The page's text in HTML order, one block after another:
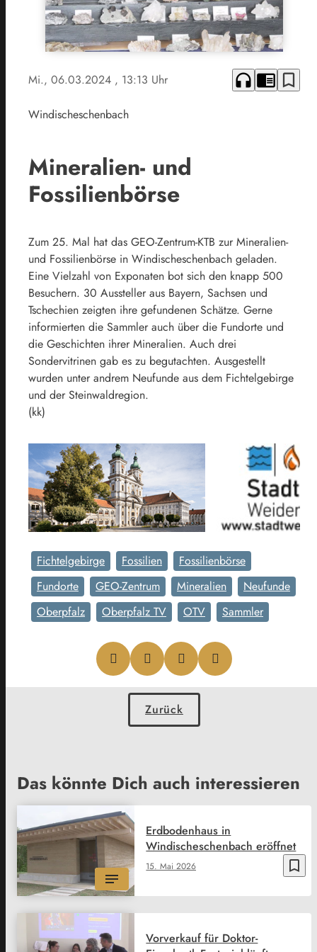
Mi., 06.03.2024 , 13:13 Uhr headphones chrome_reader_mode bookmark_border
Windischeschenbach
Mineralien- und
Fossilienbörse
Zum 25. Mal hat das GEO-Zentrum-KTB zur Mineralien-
und Fossilienbörse in Windischeschenbach geladen.
Eine Vielzahl von Exponaten bot sich den knapp 500
Besuchern. 30 Aussteller aus Bayern, Sachsen und
Tschechien zeigten ihre gefundenen Schätze. Gerne
informierten die Sammler auch über die Fundorte und
die Geschichten ihrer Mineralien. Auch drei
Sondervitrinen gab es zu begutachten. Ausgestellt
wurden unter andrem Neufunde aus dem Fichtelgebirge
und der Steinwaldregion.
(kk)
Fichtelgebirge Fossilien
Fossilienbörse
Fundorte
GEO-Zentrum Mineralien
Neufunde
Oberpfalz
Oberpfalz TV OTV Sammler
Zurück
Das könnte Dich auch interessieren
bookmark_border
15. Mai 2026
Erdbodenhaus in
Windischeschenbach eröffnet
Vorverkauf für Doktor-